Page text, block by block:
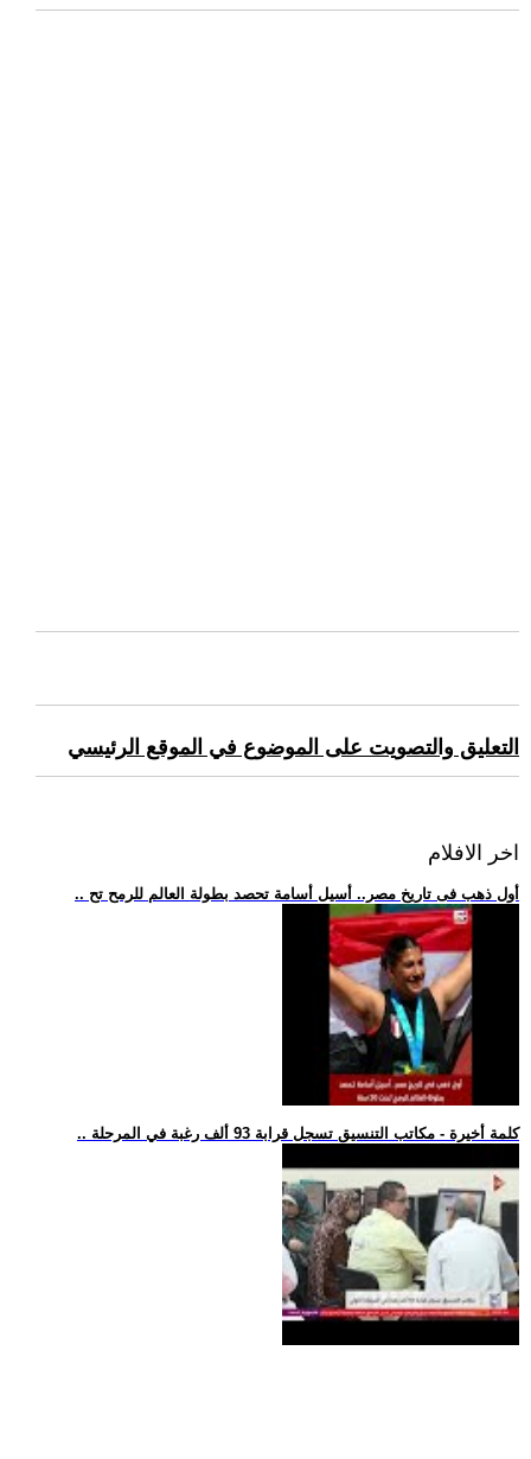
التعليق والتصويت على الموضوع في الموقع الرئيسي
اخر الافلام
.. أول ذهب فى تاريخ مصر.. أسيل أسامة تحصد بطولة العالم للرمح تح
.. كلمة أخيرة - مكاتب التنسيق تسجل قرابة 93 ألف رغبة في المرحلة